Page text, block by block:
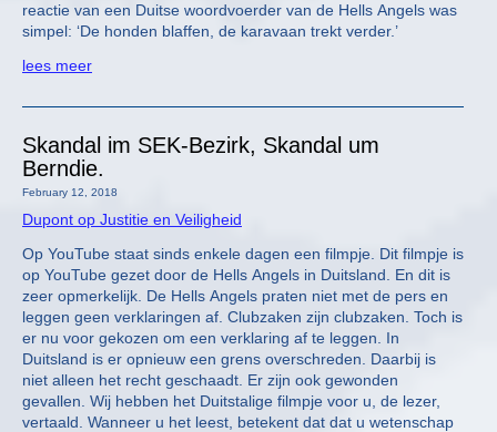
reactie van een Duitse woordvoerder van de Hells Angels was
simpel: ‘De honden blaffen, de karavaan trekt verder.’
lees meer
Skandal im SEK-Bezirk, Skandal um
Berndie.
February 12, 2018
Dupont op Justitie en Veiligheid
Op YouTube staat sinds enkele dagen een filmpje. Dit filmpje is
op YouTube gezet door de Hells Angels in Duitsland. En dit is
zeer opmerkelijk. De Hells Angels praten niet met de pers en
leggen geen verklaringen af. Clubzaken zijn clubzaken. Toch is
er nu voor gekozen om een verklaring af te leggen. In
Duitsland is er opnieuw een grens overschreden. Daarbij is
niet alleen het recht geschaadt. Er zijn ook gewonden
gevallen. Wij hebben het Duitstalige filmpje voor u, de lezer,
vertaald. Wanneer u het leest, betekent dat dat u wetenschap